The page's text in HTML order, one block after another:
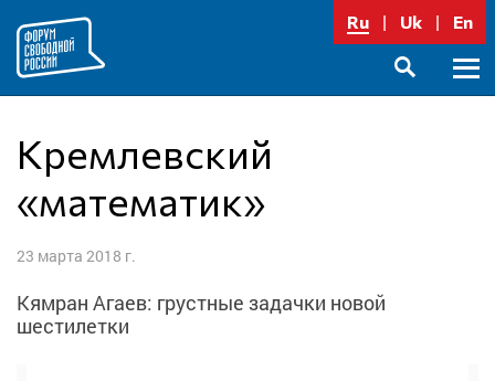
содержимому
Ru Uk En
Кремлевский
«математик»
23 марта 2018 г.
Кямран Агаев: грустные задачки новой
шестилетки